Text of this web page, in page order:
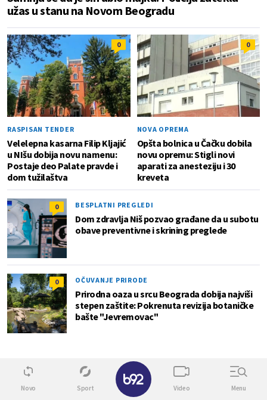
užas u stanu na Novom Beogradu
0
RASPISAN TENDER
Velelepna kasarna Filip Kljajić
u NIšu dobija novu namenu:
Postaje deo Palate pravde i
dom tužilaštva
0
NOVA OPREMA
Opšta bolnica u Čačku dobila
novu opremu: Stigli novi
aparati za anesteziju i 30
kreveta
0 BESPLATNI PREGLEDI
Dom zdravlja Niš pozvao građane da u subotu
obave preventivne i skrining preglede
0 OČUVANJE PRIRODE
Prirodna oaza u srcu Beograda dobija najviši
stepen zaštite: Pokrenuta revizija botaničke
bašte "Jevremovac"
Novo Sport Video Menu
✕